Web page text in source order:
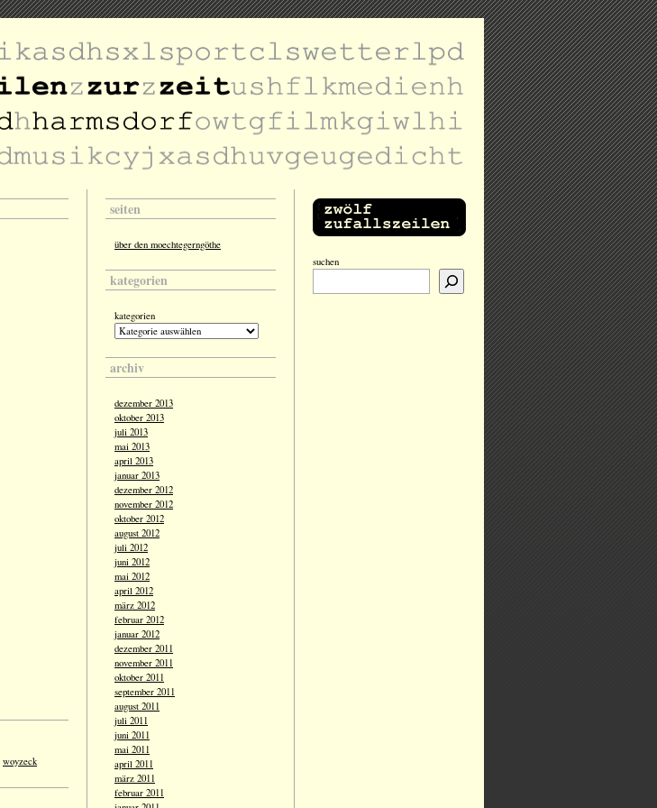
woyzeck
seiten
über den moechtegerngöthe
kategorien
kategorien
archiv
dezember 2013
oktober 2013
juli 2013
mai 2013
april 2013
januar 2013
dezember 2012
november 2012
oktober 2012
august 2012
juli 2012
juni 2012
mai 2012
april 2012
märz 2012
februar 2012
januar 2012
dezember 2011
november 2011
oktober 2011
september 2011
august 2011
juli 2011
juni 2011
mai 2011
april 2011
märz 2011
februar 2011
suchen